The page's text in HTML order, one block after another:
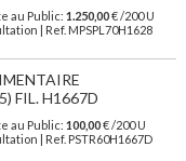
au Public: 1.250,00€ /200 U
| Ref. MPSPL70H1628
FIL. H1667D
au Public: 100,00€ /200 U
| Ref. PSTR60H1667D